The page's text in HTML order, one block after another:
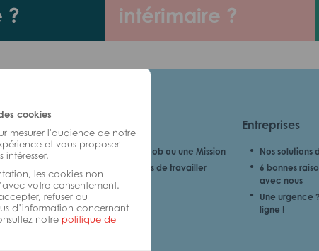
cookies
mesurer l'audience de notre
et vous proposer
intéresser.
les cookies non
votre consentement.
refuser ou
d’information concernant
notre politique de
?
intérimaire ?
Je cherche un Job ou une Mission
6 bonnes raisons de travailler
avec nous
Entreprises
Nos solutions
6 bonnes
avec nous
Une urgence
ligne !